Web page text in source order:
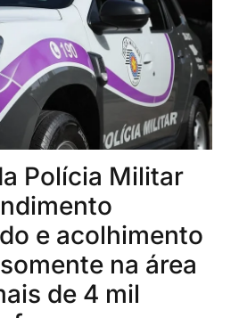
Polícia Militar
e acolhimento
na área
de 4 mil